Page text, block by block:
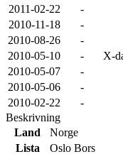
2011-02-22
-
2010-11-18
-
2010-08-26
-
2010-05-10
-
X-
2010-05-07
-
2010-05-06
-
2010-02-22
-
Beskrivning
Land
Norge
Lista
Oslo Bors